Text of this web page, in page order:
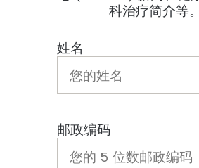
科治疗简介等。
姓名
邮政编码